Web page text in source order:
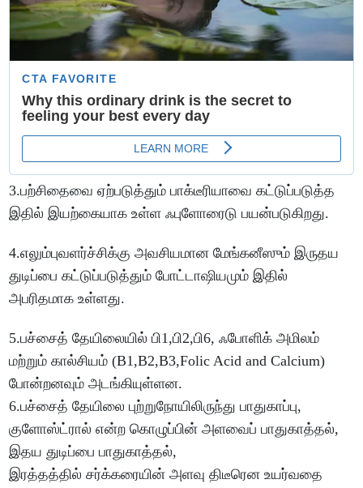
3.பற்சிதைவை ஏற்படுத்தும் பாக்டீரியாவை கட்டுப்படுத்த
இதில் இயற்கையாக உள்ள ஃபுளோரைடு பயன்படுகிறது.
4.எலும்புவளர்ச்சிக்கு அவசியமான மேங்கனீஸும் இருதய
துடிப்பை கட்டுப்படுத்தும் போட்டாஷியமும் இதில்
அபரிதமாக உள்ளது.
5.பச்சைத் தேயிலையில் பி1,பி2,பி6, ஃபோளிக் அமிலம்
மற்றும் கால்சியம் (B1,B2,B3,Folic Acid and Calcium)
போன்றனவும் அடங்கியுள்ளன.
6.பச்சைத் தேயிலை புற்றுநோயிலிருந்து பாதுகாப்பு,
குளோஸ்ட்ரால் என்ற கொழுப்பின் அளவைப் பாதுகாத்தல்,
இதய துடிப்பை பாதுகாத்தல்,
இரத்தத்தில் சர்க்கரையின் அளவு திடீரென உயர்வதை